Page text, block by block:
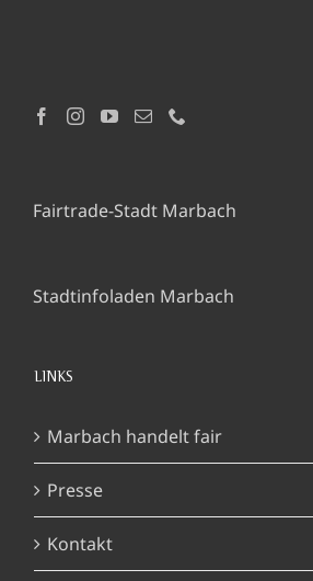
Fairtrade-Stadt Marbach
Stadtinfoladen Marbach
LINKS
Marbach handelt fair
Presse
Kontakt